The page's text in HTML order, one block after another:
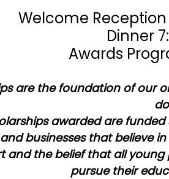
Welcome
Dinner
Awards
are the foundation of our
awarded are
businesses that believe
and the belief that all
pursue their